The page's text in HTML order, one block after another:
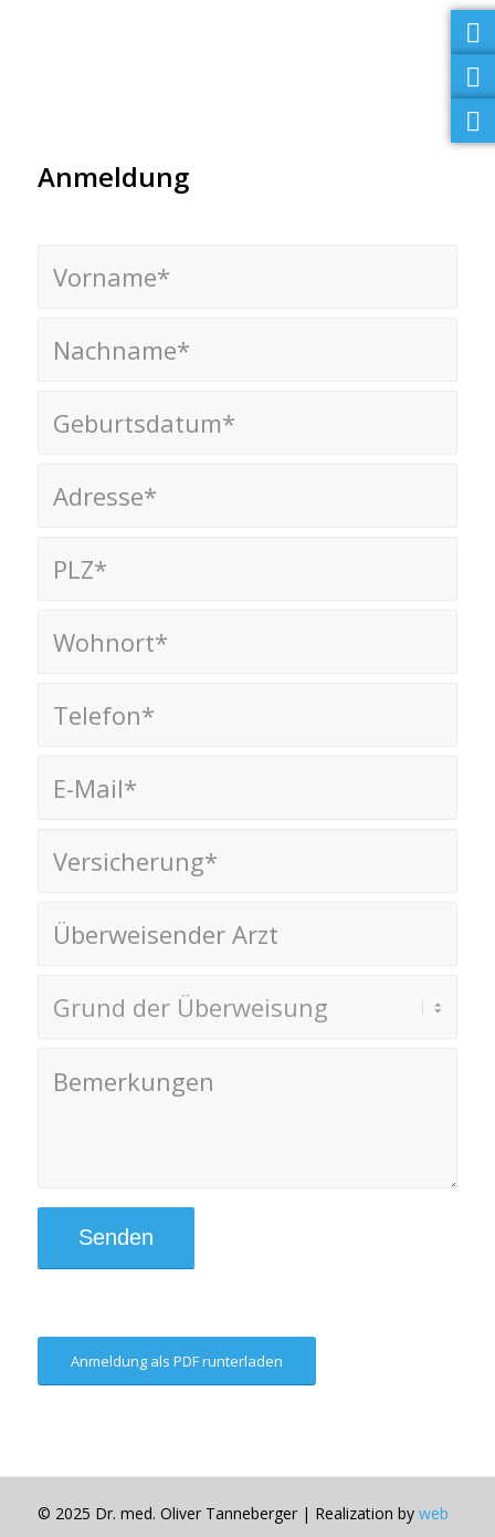
Anmeldung
Anmeldung als PDF runterladen
© 2025 Dr. med. Oliver Tanneberger | Realization by web